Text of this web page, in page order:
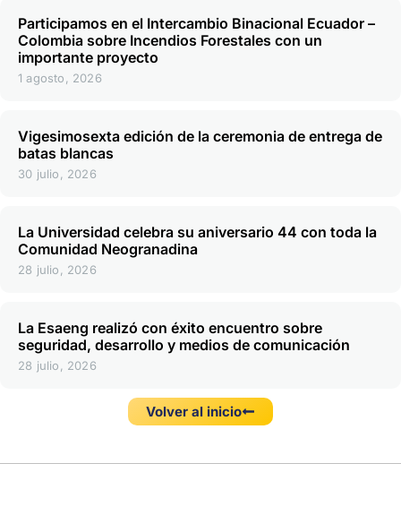
Participamos en el Intercambio Binacional Ecuador –
Colombia sobre Incendios Forestales con un
importante proyecto
1 agosto, 2026
Vigesimosexta edición de la ceremonia de entrega de
batas blancas
30 julio, 2026
La Universidad celebra su aniversario 44 con toda la
Comunidad Neogranadina
28 julio, 2026
La Esaeng realizó con éxito encuentro sobre
seguridad, desarrollo y medios de comunicación
28 julio, 2026
Volver al inicio